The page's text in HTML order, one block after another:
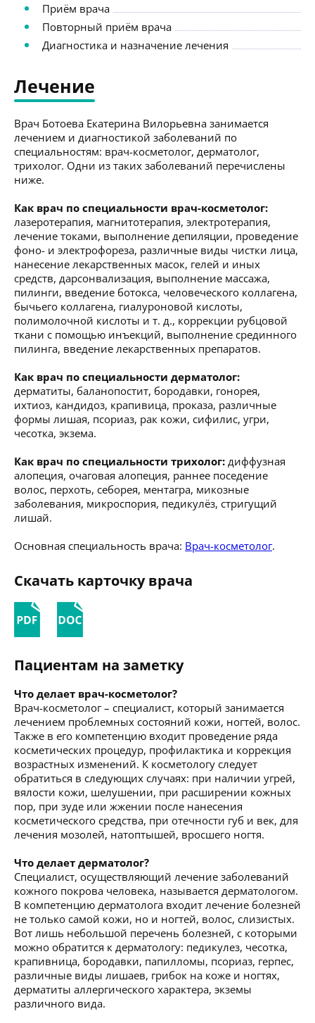
Приём врача
Повторный приём врача
Диагностика и назначение лечения
Лечение
Врач Ботоева Екатерина Вилорьевна занимается
лечением и диагностикой заболеваний по
специальностям: врач-косметолог, дерматолог,
трихолог. Одни из таких заболеваний перечислены
ниже.
Как врач по специальности врач-косметолог:
лазеротерапия, магнитотерапия, электротерапия,
лечение токами, выполнение депиляции, проведение
фоно- и электрофореза, различные виды чистки лица,
нанесение лекарственных масок, гелей и иных
средств, дарсонвализация, выполнение массажа,
пилинги, введение ботокса, человеческого коллагена,
бычьего коллагена, гиалуроновой кислоты,
полимолочной кислоты и т. д., коррекции рубцовой
ткани с помощью инъекций, выполнение срединного
пилинга, введение лекарственных препаратов.
Как врач по специальности дерматолог:
дерматиты, баланопостит, бородавки, гонорея,
ихтиоз, кандидоз, крапивица, проказа, различные
формы лишая, псориаз, рак кожи, сифилис, угри,
чесотка, экзема.
Как врач по специальности трихолог: диффузная
алопеция, очаговая алопеция, раннее поседение
волос, перхоть, себорея, ментагра, микозные
заболевания, микроспория, педикулёз, стригущий
лишай.
Основная специальность врача: Врач-косметолог.
Скачать карточку врача
Пациентам на заметку
Что делает врач-косметолог?
Врач-косметолог – специалист, который занимается
лечением проблемных состояний кожи, ногтей, волос.
Также в его компетенцию входит проведение ряда
косметических процедур, профилактика и коррекция
возрастных изменений. К косметологу следует
обратиться в следующих случаях: при наличии угрей,
вялости кожи, шелушении, при расширении кожных
пор, при зуде или жжении после нанесения
косметического средства, при отечности губ и век, для
лечения мозолей, натоптышей, вросшего ногтя.
Что делает дерматолог?
Специалист, осуществляющий лечение заболеваний
кожного покрова человека, называется дерматологом.
В компетенцию дерматолога входит лечение болезней
не только самой кожи, но и ногтей, волос, слизистых.
Вот лишь небольшой перечень болезней, с которыми
можно обратится к дерматологу: педикулез, чесотка,
крапивница, бородавки, папилломы, псориаз, герпес,
различные виды лишаев, грибок на коже и ногтях,
дерматиты аллергического характера, экземы
различного вида.